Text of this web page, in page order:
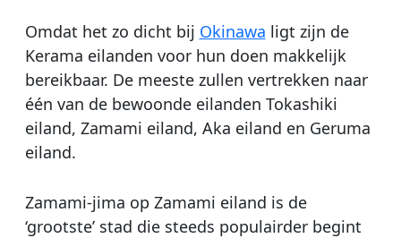
Omdat het zo dicht bij Okinawa ligt zijn de
Kerama eilanden voor hun doen makkelijk
bereikbaar. De meeste zullen vertrekken naar
één van de bewoonde eilanden Tokashiki
eiland, Zamami eiland, Aka eiland en Geruma
eiland.
Zamami-jima op Zamami eiland is de
‘grootste’ stad die steeds populairder begint